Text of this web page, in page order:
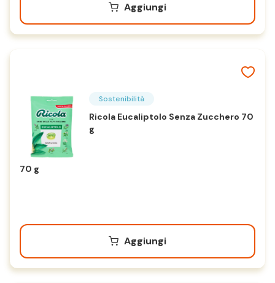
Aggiungi
Sostenibilità
Ricola Eucaliptolo Senza Zucchero 70
g
70 g
Aggiungi